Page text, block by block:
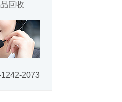
回收
1242-2073